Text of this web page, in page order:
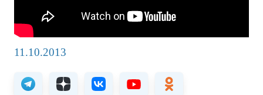
11.10.2013